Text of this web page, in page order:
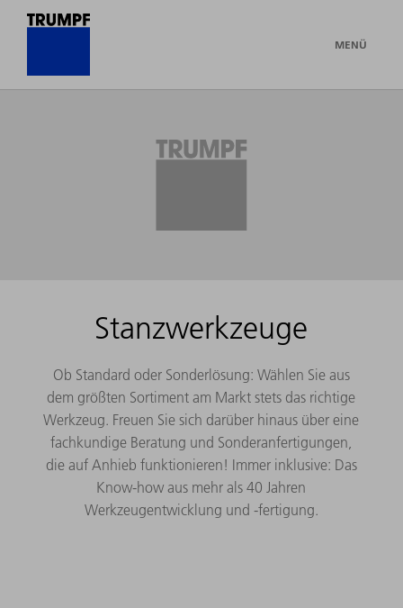
MENÜ
Stanzwerkzeuge
Ob Standard oder Sonderlösung: Wählen Sie aus
dem größten Sortiment am Markt stets das richtige
Werkzeug. Freuen Sie sich darüber hinaus über eine
fachkundige Beratung und Sonderanfertigungen,
die auf Anhieb funktionieren! Immer inklusive: Das
Know-how aus mehr als 40 Jahren
Werkzeugentwicklung und -fertigung.